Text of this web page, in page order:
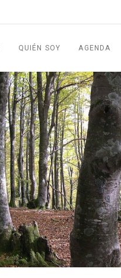
QUIÉN SOY AGENDA